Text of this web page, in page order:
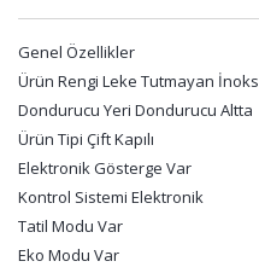
Genel Özellikler
Ürün Rengi Leke Tutmayan İnoks
Dondurucu Yeri Dondurucu Altta
Ürün Tipi Çift Kapılı
Elektronik Gösterge Var
Kontrol Sistemi Elektronik
Tatil Modu Var
Eko Modu Var